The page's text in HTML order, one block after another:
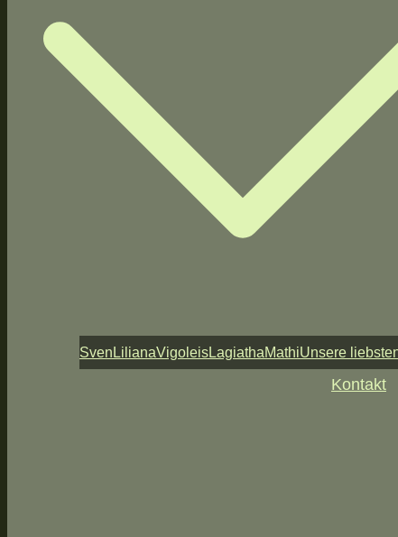
Sven LilianaVigoleisLagiathaMathiUnsere
Kontakt